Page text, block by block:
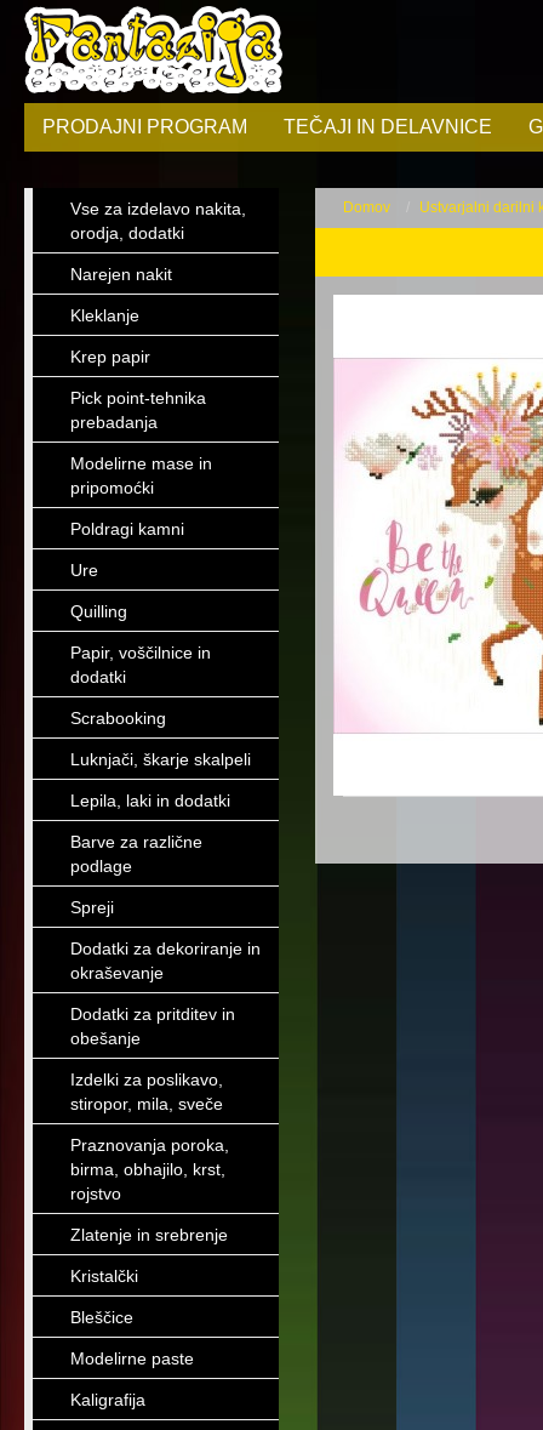
PRODAJNI PROGRAM TEČAJI IN DELAVNICE
Vse za izdelavo nakita,
orodja, dodatki
Narejen nakit
Kleklanje
Krep papir
Pick point-tehnika
prebadanja
Modelirne mase in
pripomoćki
Poldragi kamni
Ure
Quilling
Papir, voščilnice in
dodatki
Scrabooking
Luknjači, škarje skalpeli
Lepila, laki in dodatki
Barve za različne
podlage
Spreji
Dodatki za dekoriranje in
okraševanje
Dodatki za pritditev in
obešanje
Izdelki za poslikavo,
stiropor, mila, sveče
Praznovanja poroka,
birma, obhajilo, krst,
rojstvo
Zlatenje in srebrenje
Kristalčki
Bleščice
Modelirne paste
Kaligrafija
Domov Ustvarjalni darilni